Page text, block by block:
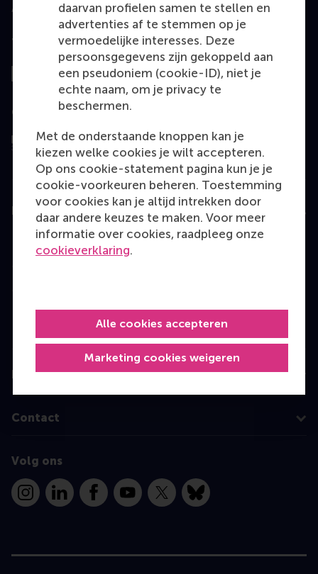
daarvan profielen samen te stellen en
advertenties af te stemmen op je
vermoedelijke interesses. Deze
persoonsgegevens zijn gekoppeld aan
een pseudoniem (cookie-ID), niet je
echte naam, om je privacy te
beschermen.
Met de onderstaande knoppen kan je
kiezen welke cookies je wilt accepteren.
Op ons cookie-statement pagina kun je je
cookie-voorkeuren beheren. Toestemming
voor cookies kan je altijd intrekken door
daar andere keuzes te maken. Voor meer
informatie over cookies, raadpleeg onze
cookieverklaring.
Marketing cookies weigeren
Alle cookies accepteren
Top gerangschikt
Geëvalueerd door
Education
Bachelor
Executive Education
Programme finder
Information for
Contact
Volg ons
InstagramLinkedInFacebookYouTube
X Bluesky